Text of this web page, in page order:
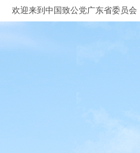
欢迎来到中国致公党广东省委员会